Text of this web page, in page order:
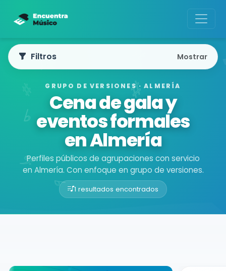
GRUPO DE VERSIONES · ALMERÍA
Cena de gala y
eventos formales
en Almería
Perfiles públicos de agrupaciones con servicio
en Almería. Con enfoque en grupo de versiones.
1 resultados encontrados
Buscador de músicos
Filtros Mostrar